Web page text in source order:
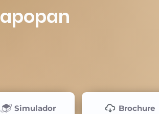
Simulador Brochure